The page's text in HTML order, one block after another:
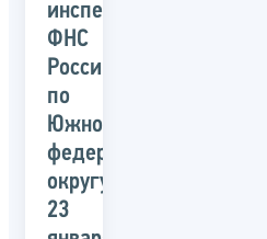
инспекции
ФНС
России
по
Южному
федеральному
округу
23